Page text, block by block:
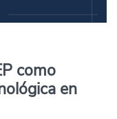
como
en